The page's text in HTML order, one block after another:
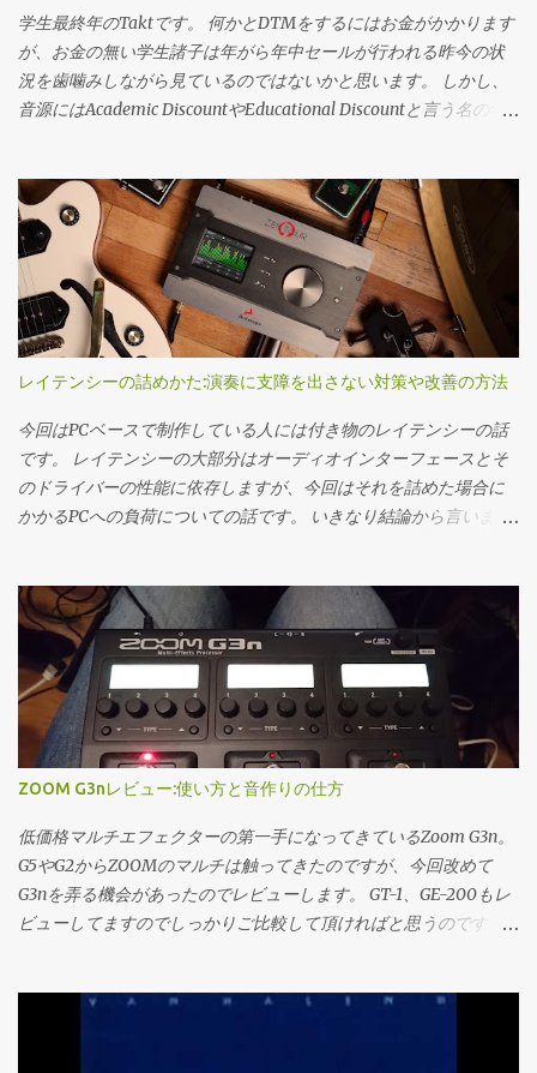
るかもしれません）なセット。 一方で最新アルバムでの音作りに
関しては全部生アンプとクレイジーなぐらいのODという事で実機
を使って行っているようです。 アンプでやった事をFractalに全て
落とし込んでいるので少し大変だった～と言っていましたが、ク
ました。 アンプ 最新...
ている。 Discover Weekly 週一更新、30曲をレコメンドしてくれ
る。既にお気に入りに入れてる曲がレコメンドされる事はほぼ無
い。 あなたのTopmix これが割と曲者で、ポップス聞きまくって
Popmixを開くとお気に入り曲だらけになって酷い事になる。逆に
に開く。 キュレーターを探し出してそれを常にチェックとかはや
っていない。僕は属人的な情報は基本Twitterの雑多な中から探す
のが好きなので、そこで誰かのレコメンドとかPlaylistを見れば良
いので。 一通り自分の好きな音楽を再生、の段階で自分のリファ
レンスリストを作ってしまっても良いと思う。 僕のリファレンス
プレイリストはこちら Youtube Youtubeは複垢運用していて、なる
べく音楽に関する情報、tipsを調べたいアカウントはそれだけを。
完全に趣味の野球の動画とかは別アカウント運用している。（最
近シークレットモードでやるとお気に入りが汚染されないと聞い
た。）プラットフォーム側のおススメが強い状況が更に続いてい
る中でいつまでこの手法が役に立つか分からないが… 良いかもと
思...
学生最終年のTaktです。 何かとDTMをするにはお金がかかります
が、お金の無い学生諸子は年がら年中セールが行われる昨今の状
況を歯噛みしながら見ているのではないかと思います。 しかし、
音源にはAcademic DiscountやEducational Discountと言う名の学
気付いたら随時更新します。 オケ関係 元がたっかいので助かるや
つ。 Spitfire audio Chamber Strings オーケストラライブラリベン
ダーとしてはトップランナーのベンダー。 色んな事に対応出来る
ChamberサイズのStringsが一番欲しいです。 Hans zimmer
Percussion、Synphonicシリーズ、BBCオーケストラ… 僕も今メイ
ンで使ってるし今後も拡張するつもり。セールがGWとBFか年末の
数日間のセールしかないし、個々の製品で最大40％オフ、コレク
ションで60％オフ。ただこれも製品によっては下げ幅低い事も多
い。学割は30％オフ。コレクション、単一製品問わず。セール価
格にはかからないです。 セールで欲しいセットが値引きになれば
良いけど、緊急で欲しいとかなれば学割でさっと買った方が良い
と思います Cinesample 割と大本命、オーケストラライブラリのベ
ます。 太っ腹にいつでも50%オフするよ、という事で…使わせて
貰おうと思っています。 セールでも40％ですから、半額ならスト
リングス音源でも250$で買えてしまいます。 ストリングス、金
管、木管で揃えても7万弱でなんとかなるんじゃなかろうか。
Heavyocity HeavyocityはKomplete Ultimateにも多数収録されて
いるシネマティック系のメーカー。 DAMAGEを始めプロも多く使
うプラグインが沢山あります。 DAMAGE、AEON、GRAVITY、
Mosaic KEYS、Mastersessionなど 劇伴、シネマティック系シンセ
の音源が多いです。 Heavyocityはサマーセールとして50％オフの
セールを行います。 ただKomp...
レイテンシーの詰めかた:演奏に支障を出さない対策や改善の方法
今回はPCベースで制作している人には付き物のレイテンシーの話
です。 レイテンシーの大部分はオーディオインターフェースとそ
のドライバーの性能に依存しますが、今回はそれを詰めた場合に
かかるPCへの負荷についての話です。 いきなり結論から言います
明確に遅れが分かってくる感じですね。逆に言うとこれより早く
はマシンパワーの犠牲を払ってまで詰めなくても良いかもしれま
せん。 きっかけ PCベースの制作に完全移行して以降(2008あたり
から制作やってる人間とは思えない発言)PC自体の問題か、はたま
たソフトウェアの相性の問題か、CPUのオーディオ処理(正確に言
うとグラフィックで負荷がかかった場合の処理)に不安定な部分が
あったために、CPUに対しての負荷を色々試していました。その
中でCPUメーター側にはあまり現れないのですがレイテンシーを
比較的大きめにIF側の設定を弄ると比較的負荷に対して強くなる
といった事例がありました。 CPUメーターにはいまいち表れてい
なかったということと、折角入出力で4msに抑えられているのだ
から最速にしとこうか、程度のいい加減な設定をしていました。
環境というのは十二分に揃っているので、あまり必要の無い話で
ZOOM G3nレビュー:使い方と音作りの仕方
低価格マルチエフェクターの第一手になってきているZoom G3n。
G5やG2からZOOMのマルチは触ってきたのですが、今回改めて
G3nを弄る機会があったのでレビューします。 GT-1、GE-200もレ
ビューしてますのでしっかりご比較して頂ければと思うのです
にはこの上ない性能を各社出しています。（僕が高校生の時では